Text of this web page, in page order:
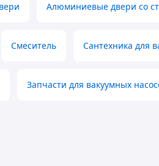
Алюминиевые двери со
Смеситель Сантехника для
Запчасти для вакуумных